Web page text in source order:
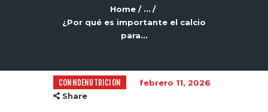
Home
...
¿Por qué es importante el calcio
para...
CONNDENUTRICION
febrero 11, 2026
Share